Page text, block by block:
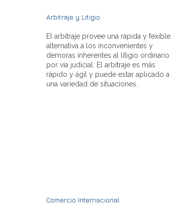
Arbitraje y Litigio
El arbitraje provee una rápida y fexible
alternativa a los inconvenientes y
demoras inherentes al litigio ordinario
por vía judicial. El arbitraje es más
rápido y ágil y puede estar aplicado a
una variedad de situaciones.
Comercio Internacional